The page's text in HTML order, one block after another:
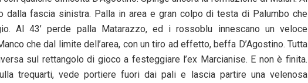
dalla fascia sinistra. Palla in area e gran colpo di testa di Palumbo che
Al 43’ perde palla Matarazzo, ed i rossoblu innescano un veloce
che dal limite dell’area, con un tiro ad effetto, beffa D’Agostino. Tutta
sul rettangolo di gioco a festeggiare l’ex Marcianise. E non è finita.
trequarti, vede portiere fuori dai pali e lascia partire una velenosa